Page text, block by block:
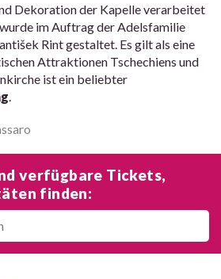
Dekoration der Kapelle verarbeitet
im Auftrag der Adelsfamilie
Rint gestaltet. Es gilt als eine
Attraktionen Tschechiens und
ist ein beliebter
verfügbare Tickets,
finden: